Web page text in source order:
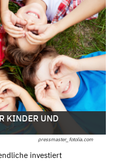
pressmaster_fotolia.com
KINDER UND
investiert